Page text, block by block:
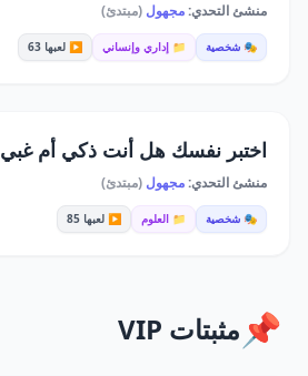
منشئ التحدي:مجهول (مبتدئ)
🎭 شخصية 📁 إداري وإنساني ▶️ لعبها 63
اختبر نفسك هل أنت ذكي أم غبي
منشئ التحدي:مجهول (مبتدئ)
🎭 شخصية 📁 العلوم ▶️ لعبها 85
📌 مثبتات VIP